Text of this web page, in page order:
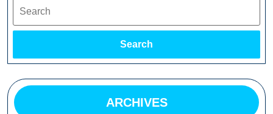
Search
ARCHIVES